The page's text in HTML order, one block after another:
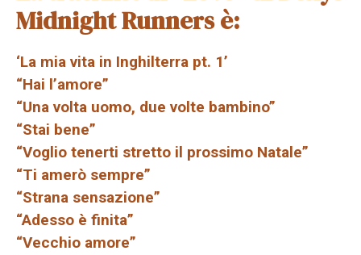
Midnight Runners è:
‘La mia vita in Inghilterra pt. 1’
“Hai l’amore”
“Una volta uomo, due volte bambino”
“Stai bene”
“Voglio tenerti stretto il prossimo Natale”
“Ti amerò sempre”
“Strana sensazione”
“Adesso è finita”
“Vecchio amore”